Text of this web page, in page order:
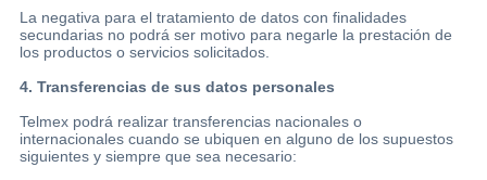
La negativa para el tratamiento de datos con finalidades
secundarias no podrá ser motivo para negarle la prestación de
los productos o servicios solicitados.
4. Transferencias de sus datos personales
Telmex podrá realizar transferencias nacionales o
internacionales cuando se ubiquen en alguno de los supuestos
siguientes y siempre que sea necesario: